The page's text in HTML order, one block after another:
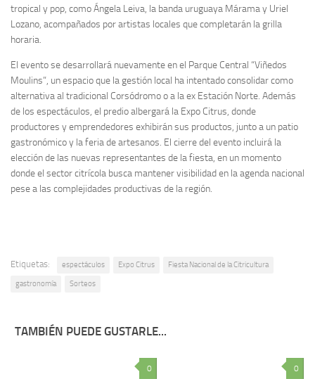
tropical y pop, como Ángela Leiva, la banda uruguaya Márama y Uriel
Lozano, acompañados por artistas locales que completarán la grilla
horaria.
El evento se desarrollará nuevamente en el Parque Central “Viñedos
Moulins”, un espacio que la gestión local ha intentado consolidar como
alternativa al tradicional Corsódromo o a la ex Estación Norte. Además
de los espectáculos, el predio albergará la Expo Citrus, donde
productores y emprendedores exhibirán sus productos, junto a un patio
gastronómico y la feria de artesanos. El cierre del evento incluirá la
elección de las nuevas representantes de la fiesta, en un momento
donde el sector citrícola busca mantener visibilidad en la agenda nacional
pese a las complejidades productivas de la región.
Etiquetas: espectáculos Expo Citrus Fiesta Nacional de la Citricultura
gastronomía Sorteos
TAMBIÉN PUEDE GUSTARLE...
0 0